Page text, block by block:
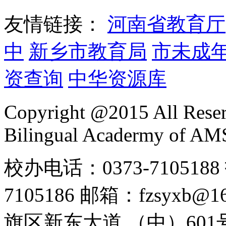
友情链接： 河南省教育厅
中 新乡市教育局 市未成
资查询 中华资源库
Copyright @2015 All
Bilingual Acadermy of
校办电话：0373-
7105186 邮箱：